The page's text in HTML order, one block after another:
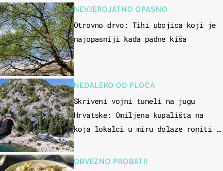
NEVJEROJATNO OPASNO
Otrovno drvo: Tihi ubojica koji je
najopasniji kada padne kiša
NEDALEKO OD PLOČA
Skriveni vojni tuneli na jugu
Hrvatske: Omiljena kupališta na
koja lokalci u miru dolaze roniti i
OBVEZNO PROBATI!